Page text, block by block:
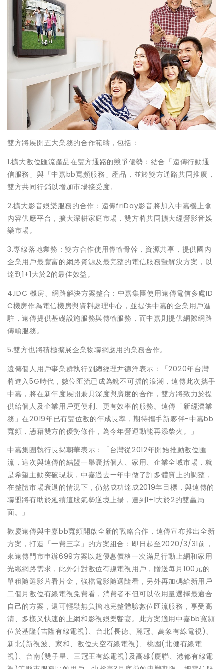
雙方將展開五大業務的合作範疇，包括：
1.擴大數位匯流產品在雙方通路的競爭優勢：結合「遠傳行動通
信服務」與「中嘉bb寬頻服務」產品，並於雙方通路共同推廣，
雙方共同行銷以增加市場接受度。
2.擴大影音娛樂服務的合作：遠傳friDay影音將加入中嘉機上盒
內容供應平台，擴大深耕家庭市場，雙方將共同擴大經營影音娛
樂市場。
3.專線落地業務：雙方合作使用傳輸骨幹，資源共享，提供國內
企業用戶最豐富的網路資源及最完整的電信服務暨解決方案，以
達到1+1大於2的最佳效益。
4.IDC 機房、網路解決方案整合：中嘉集團使用遠傳電信多處ID
C機房作為電信機房與資料處理中心，並提供中嘉的企業用戶進
駐，遠傳提供基礎設施服務與傳輸服務，而中嘉則提供網際網路
傳輸服務。
5.雙方也將積極擴展企業物聯網應用的業務合作。
遠傳個人用戶事業群執行副總經理尹德洋表示：「2020年台灣
將進入5G時代，數位匯流已成為銳不可擋的浪潮，遠傳此次攜手
中嘉，將在新年度展開兼具深度與廣度的合作，雙方將致力於提
供給個人及企業用戶更便利、更有效率的服務。遠傳「新經濟業
務」在2019年已有雙位數的年成長率，期待攜手新夥伴-中嘉bb
寬頻，憑藉雙方的優勢條件，為今年營運動能再添柴火。」
中嘉集團執行長揭朝華表示：「台灣從2012年開始推動數位匯
流，這次與遠傳的結盟一舉囊括個人、家用、企業全域市場，就
是希望主動突破現狀，中嘉過去一年中做了許多體質上的調整，
在整體市場衰退的情況下，仍然成功達成2019年目標，與遠傳的
聯盟將有助於延續這股氣勢逆境上揚，達到1+1大於2的雙贏局
面。」
歡慶遠傳與中嘉bb寬頻開啟全新的戰略合作，遠傳宣布推出全新
方案，打造「一費三享」的方案組合：即日起至2020/3/31前，
來遠傳門市申辦699方案以超優惠價格一次滿足行動上網和家用
光纖網路需求，此外針對數位有線電視用戶，贈送每月100元的
單租隨選影片看片金，強檔電影隨選隨看，另外再加碼給新用戶
二個月數位有線電視免費看，消費者不但可以依用量選擇最適合
自己的方案，還可輕鬆無負擔地完整體驗數位匯流服務，享受高
清、多樣又快速的上網和影視娛樂饗宴。此方案適用中嘉bb寬頻
位於基隆(吉隆有線電視)、台北(長德、麗冠、萬象有線電視)、
新北(新視波、家和、數位天空有線電視)、桃園(北健有線電
視)、台南(雙子星、三冠王有線電視)及高雄(慶聯、港都有線電